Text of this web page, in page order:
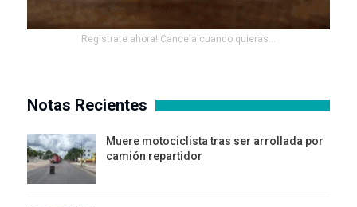
Registrate ahora! Cancela cuando quieras...
Notas Recientes
Muere motociclista tras ser arrollada por
camión repartidor